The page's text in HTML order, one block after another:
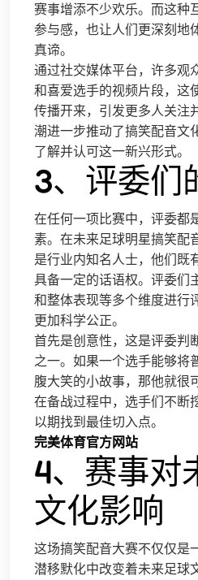
赛事增添不少欢乐。而这种
参与感，也让人们更深刻地
真谛。
通过社交媒体平台，许多观
和喜爱选手的视频片段，这
传播开来，引发更多人关注
潮进一步推动了搞笑配音文
了解并认可这一新兴形式。
3、评委们
在任何一项比赛中，评委都
素。在未来足球明星搞笑配
是行业内知名人士，他们既
具备一定的话语权。评委们
和整体表现等多个维度进行
更加科学公正。
首先是创意性，这是评委判
之一。如果一个选手能够将
腹大笑的小故事，那他就很
在备战过程中，选手们不断
以期找到最佳切入点。
完美体育官方网站
4、赛事对
文化影响
这场搞笑配音大赛不仅仅是
潜移默化中改变着未来足球